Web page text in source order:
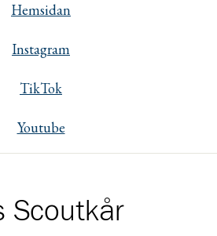
Hemsidan
Instagram
TikTok
Youtube
Scoutkår